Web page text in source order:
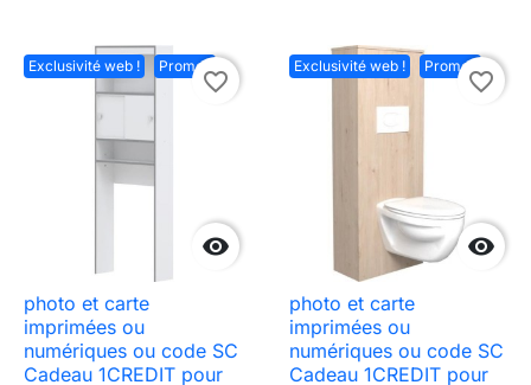
Exclusivité web ! Promo !

favorite_border
photo et carte
imprimées ou
numériques ou code SC
Cadeau 1CREDIT pour
Exclusivité web ! Promo !

favorite_border
photo et carte
imprimées ou
numériques ou code SC
Cadeau 1CREDIT pour